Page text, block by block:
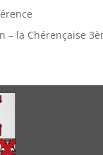
– la Chérençaise